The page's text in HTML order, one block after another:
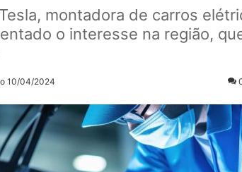
montadora de carros
o interesse na região,
10/04/2024